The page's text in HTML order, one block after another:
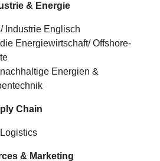
& Energie
Industrie Englisch
Energiewirtschaft/ Offshore-
Energien &
Chain
& Marketing